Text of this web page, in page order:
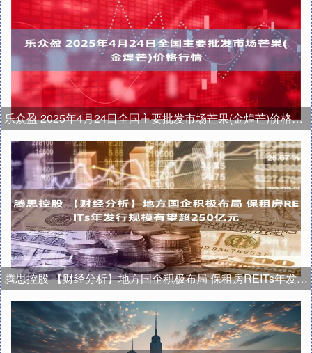
乐众盈 2025年4月24日全国主要批发市场芒果(金煌芒)价格行情
腾思控股 【财经分析】地方国企积极布局 保租房REITs年发行规模有望超250亿元